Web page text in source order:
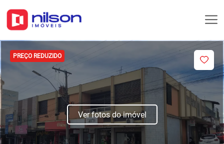
PREÇO REDUZIDO
Ver fotos do imóvel